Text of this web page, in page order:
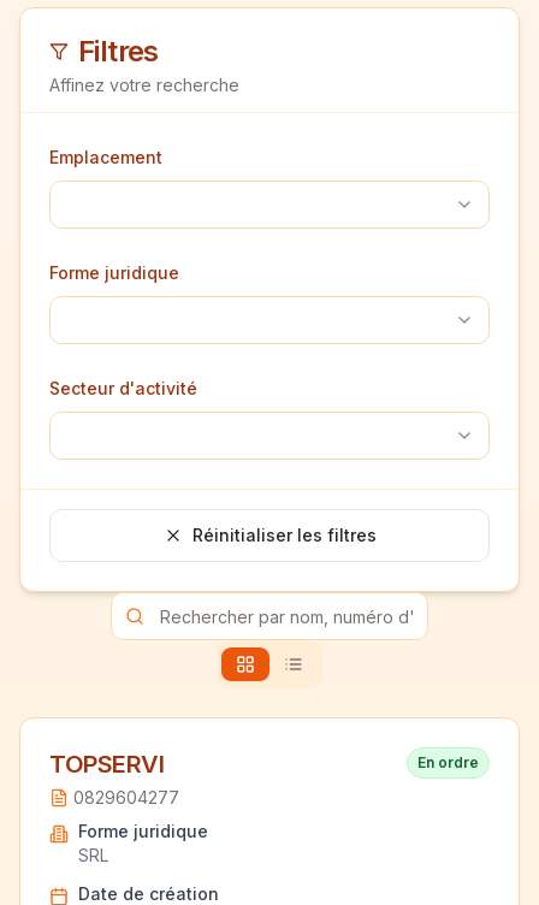
Filtres
Affinez votre recherche
Emplacement
Forme juridique
Secteur d'activité
Réinitialiser les filtres
TOPSERVI
0829604277
En ordre
Forme juridique
SRL
Date de création